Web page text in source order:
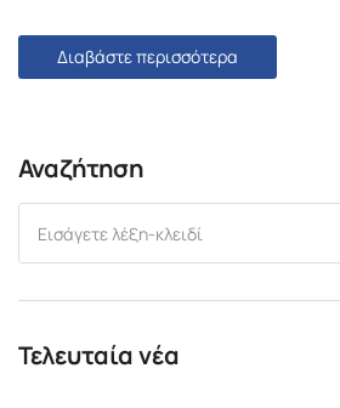
Διαβάστε περισσότερα
Αναζήτηση
Τελευταία νέα